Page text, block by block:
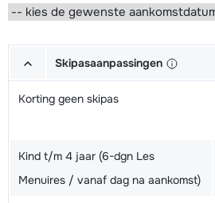
Skipasaanpassingen
Korting geen skipas
Kind t/m 4 jaar (6-dgn Les
Menuires / vanaf dag na aankomst)